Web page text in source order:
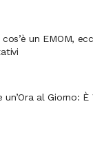
un EMOM,
un’Ora al Giorno: